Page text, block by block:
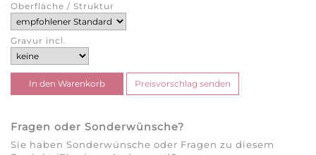
Oberfläche / Struktur
Gravur incl.
Fragen oder Sonderwünsche?
Sie haben Sonderwünsche oder Fragen zu diesem